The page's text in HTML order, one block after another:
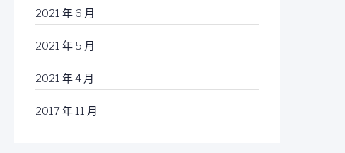
2021 年 6 月
2021 年 5 月
2021 年 4 月
2017 年 11 月